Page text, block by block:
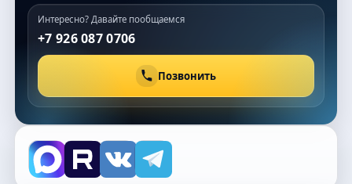
Интересно? Давайте пообщаемся
+7 926 087 0706
Позвонить